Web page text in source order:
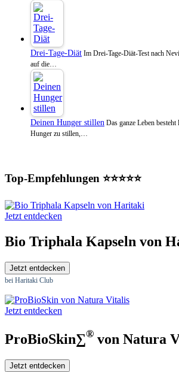
Drei-Tage-Diät Im Drei-Tage-Diät-Test nach
auf die…
Deinen Hunger stillen Das ganze Leben
Hunger zu stillen,…
Top-Empfehlungen ⭐⭐⭐⭐⭐
Jetzt entdecken
Bio Triphala Kapseln von
Jetzt entdecken
bei Haritaki Club
Jetzt entdecken
ProBioSkin∑® von Natura
Jetzt entdecken